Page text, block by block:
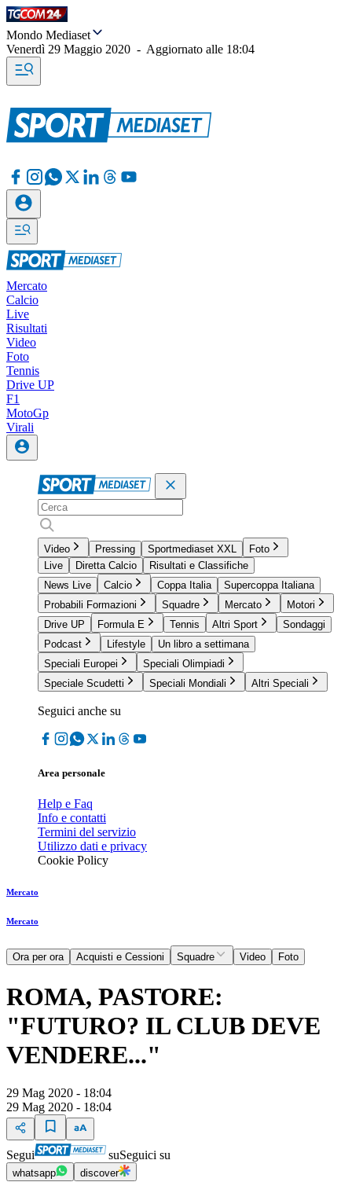
Mondo Mediaset
Venerdì 29 Maggio 2020 - Aggiornato alle 18:04
Mercato
Calcio
Live
Risultati
Video
Foto
Tennis
Drive UP
F1
MotoGp
Virali
Video Pressing Sportmediaset XXL
Foto
Live
Diretta Calcio
Risultati e Classifiche
News Live
Calcio Coppa Italia
Supercoppa Italiana
Probabili Formazioni
Squadre Mercato
Motori
Drive UP
Formula E Tennis Altri Sport
Sondaggi
Podcast
Lifestyle
Un libro a settimana
Speciali Europei
Speciali Olimpiadi
Speciale Scudetti
Speciali Mondiali Altri Speciali
Seguici anche su
Area personale
Help e Faq
Info e contatti
Termini del servizio
Utilizzo dati e privacy
Cookie Policy
Mercato
Mercato
Ora per ora Acquisti e Cessioni Squadre Video Foto
ROMA, PASTORE:
"FUTURO? IL CLUB DEVE
VENDERE..."
29 Mag 2020 - 18:04
29 Mag 2020 - 18:04
Segui suSeguici su
whatsapp discover